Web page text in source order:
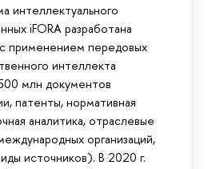
интеллектуального
iFORA разработана
передовых
интеллекта
млн документов
патенты, нормативная
аналитика, отраслевые
организаций,
источников). В 2020 г.